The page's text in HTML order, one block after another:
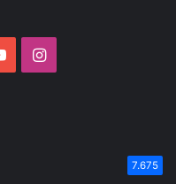
YouTubeInstagram
7.675